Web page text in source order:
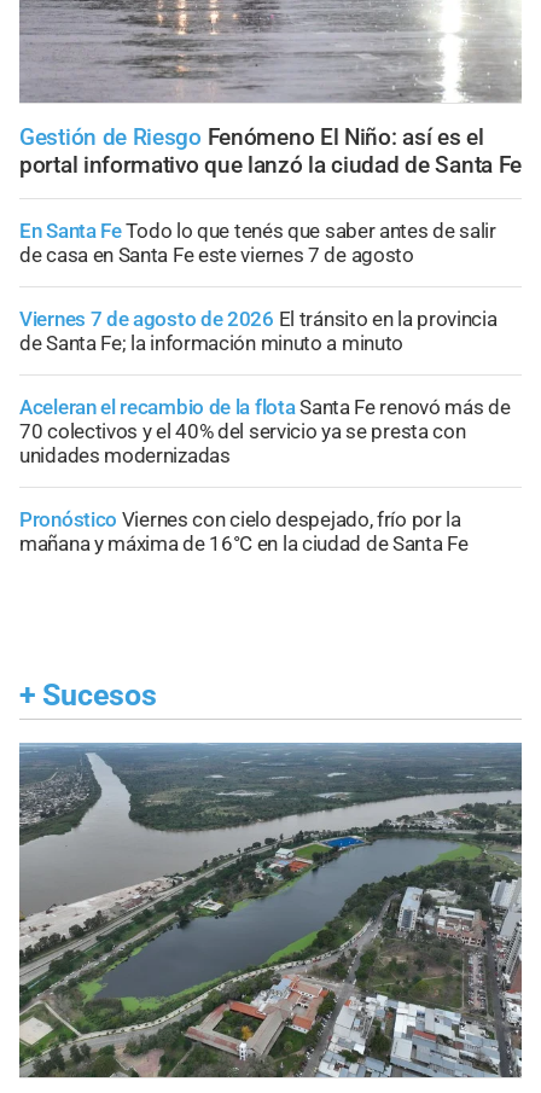
Gestión de Riesgo Fenómeno El Niño: así es el
portal informativo que lanzó la ciudad de Santa Fe
En Santa FeTodo lo que tenés que saber antes de salir
de casa en Santa Fe este viernes 7 de agosto
Viernes 7 de agosto de 2026 El tránsito en la provincia
de Santa Fe; la información minuto a minuto
Aceleran el recambio de la flotaSanta Fe renovó más de
70 colectivos y el 40% del servicio ya se presta con
unidades modernizadas
Pronóstico Viernes con cielo despejado, frío por la
mañana y máxima de 16°C en la ciudad de Santa Fe
+ Sucesos